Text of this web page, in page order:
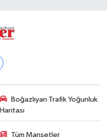
Boğazlıyan Trafik Yoğunluk
Haritası
Tüm Manşetler